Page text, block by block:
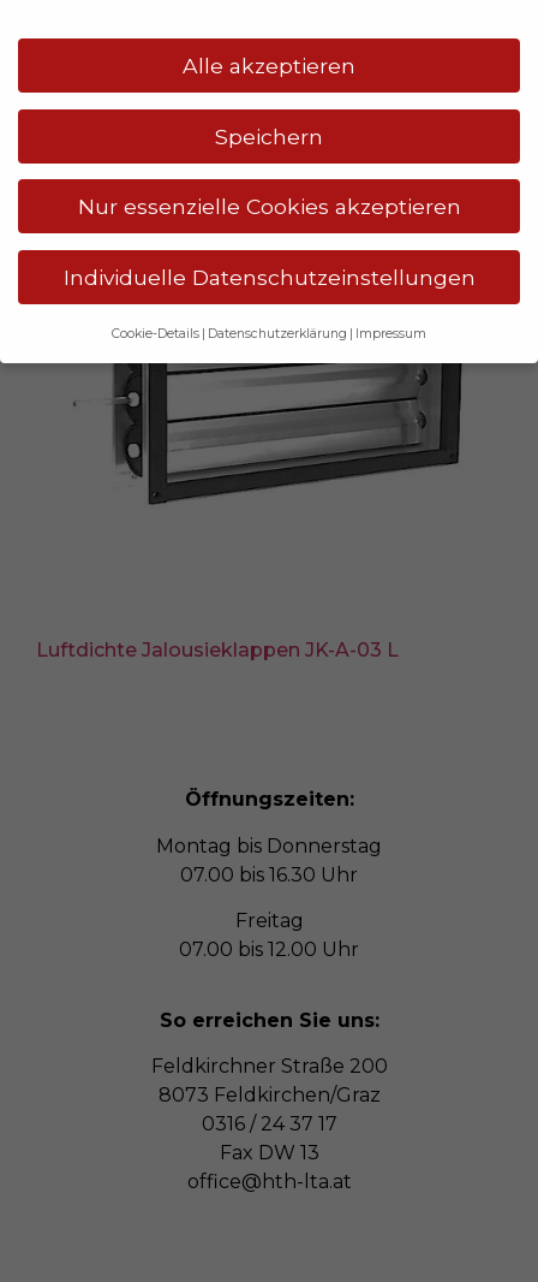
Jalousieklappe JKA 30
Luftdichte Jalousieklappen JK-A-03 L
Öffnungszeiten:
Montag bis Donnerstag
07.00 bis 16.30 Uhr
Freitag
07.00 bis 12.00 Uhr
So erreichen Sie uns:
Feldkirchner Straße 200
8073 Feldkirchen/Graz
0316 / 24 37 17
Fax DW 13
office@hth-lta.at
Alle akzeptieren
Speichern
Nur essenzielle Cookies akzeptieren
Individuelle Datenschutzeinstellungen
Cookie-Details Datenschutzerklärung Impressum
Datenschutzeinstellungen
Wenn Sie unter 14 Jahre alt sind und Ihre Zustimmung zu
freiwilligen Diensten geben möchten, müssen Sie Ihre
Erziehungsberechtigten um Erlaubnis bitten.
Wir verwenden Cookies und andere Technologien auf
unserer Website. Einige von ihnen sind essenziell, während
finden Sie in unserer
Datenschutzerklärung
Hier finden Sie eine Übersicht über alle verwendeten
Alle akzeptieren
Nur essenzielle Cookies akzeptieren
Datenschutzeinstellungen
für die einwandfreie Funktion der Website erforderlich.
Statistiken (1)
Statistik Cookies erfassen Informationen anonym. Diese
Informationen helfen uns zu verstehen, wie unsere Besucher unsere